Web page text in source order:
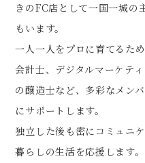
きのFC店として一国一城の
もいます。
一人一人をプロに育てるた
会計士、デジタルマーケテ
の醸造士など、多彩なメン
にサポートします。
独立した後も密にコミュニ
暮らしの生活を応援します。